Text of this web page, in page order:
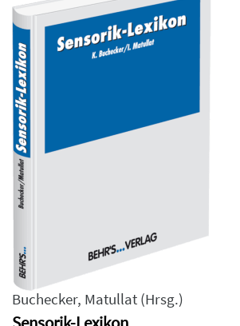
Buchecker, Matullat (Hrsg.)